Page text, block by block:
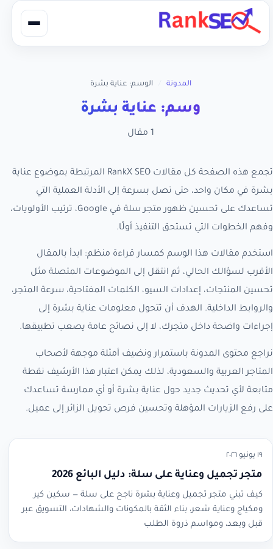
المدونة الوسم: عناية بشرة
وسم: عناية بشرة
1 مقال
تجمع هذه الصفحة كل مقالات RankX SEO المرتبطة بموضوع عناية
بشرة في مكان واحد، حتى تصل بسرعة إلى الأدلة العملية التي
تساعدك على تحسين ظهور متجر سلة في Google، ترتيب الأولويات،
وفهم الخطوات التي تستحق التنفيذ أولًا.
استخدم مقالات هذا الوسم كمسار قراءة منظم: ابدأ بالمقال
الأقرب لسؤالك الحالي، ثم انتقل إلى الموضوعات المتصلة مثل
تحسين المنتجات، إعدادات السيو، الكلمات المفتاحية، سرعة المتجر،
والروابط الداخلية. الهدف أن تتحول معلومات عناية بشرة إلى
إجراءات واضحة داخل متجرك، لا إلى نصائح عامة يصعب تطبيقها.
نراجع محتوى المدونة باستمرار ونضيف أمثلة موجهة لأصحاب
المتاجر العربية والسعودية، لذلك يمكن اعتبار هذا الأرشيف نقطة
متابعة لأي تحديث جديد حول عناية بشرة أو أي ممارسة تساعدك
على رفع الزيارات المؤهلة وتحسين فرص تحويل الزائر إلى عميل.
١٩ يونيو ٢٠٢٦
متجر تجميل وعناية على سلة: دليل البائع 2026
كيف تبني متجر تجميل وعناية بشرة ناجح على سلة — سكين كير
ومكياج وعناية شعر، بناء الثقة بالمكونات والشهادات، التسويق عبر
قبل وبعد، ومواسم ذروة الطلب